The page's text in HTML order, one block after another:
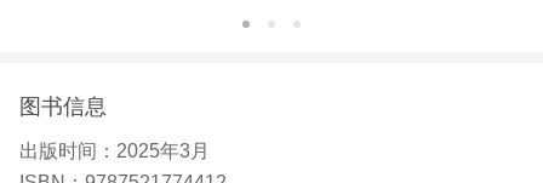
澜、郭帆等共同探讨AI如何赋能经济、社会与影视
等。
图书信息
出版时间： 2025年3月